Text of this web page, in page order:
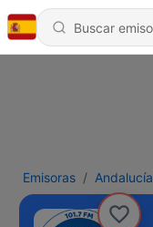
Emisoras Andalucía